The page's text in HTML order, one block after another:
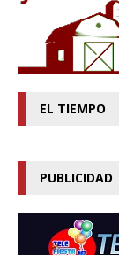
EL TIEMPO
PUBLICIDAD